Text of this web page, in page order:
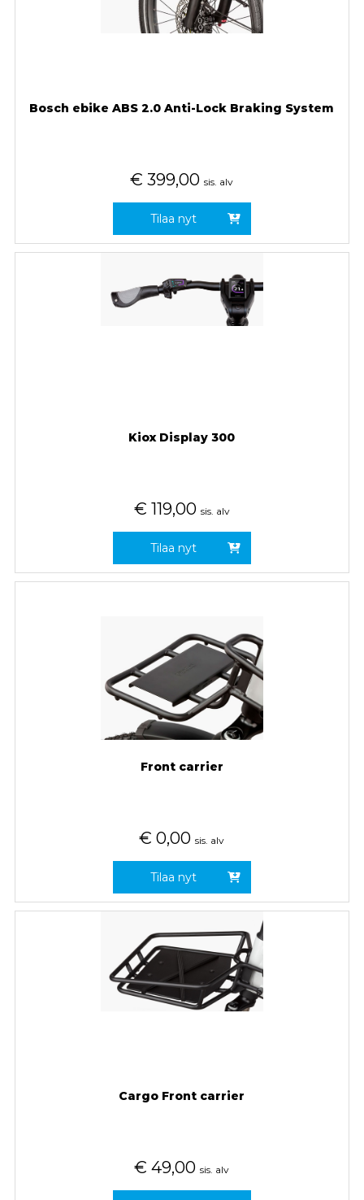
Bosch ebike ABS 2.0 Anti-Lock Braking System
€ 399,00 sis. alv
Tilaa nyt
Kiox Display 300
€ 119,00 sis. alv
Tilaa nyt
Front carrier
€ 0,00 sis. alv
Tilaa nyt
Cargo Front carrier
€ 49,00 sis. alv